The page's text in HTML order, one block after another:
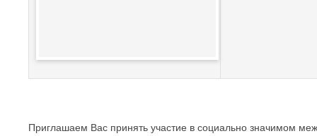
Приглашаем Вас принять участие в социально значимом